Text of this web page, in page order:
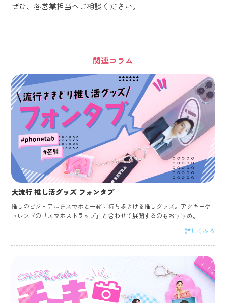
ぜひ、各営業担当へご相談ください。
関連コラム
大流行 推し活グッズ フォンタブ
推しのビジュアルをスマホと一緒に持ち歩きける推しグッズ。アクキーや
トレンドの「スマホストラップ」と合わせて展開するのもおすすめ。
詳しくみる